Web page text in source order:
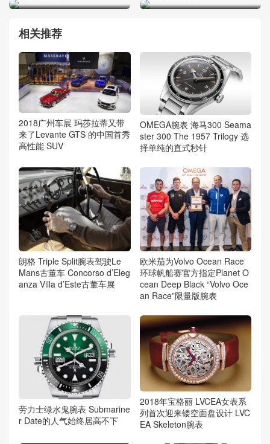
相关推荐
2018广州车展 玛莎拉蒂又带
来了Levante GTS 的中国首秀
高性能 SUV
OMEGA腕表 海马300 Seama
ster 300 The 1957 Trilogy 选
择单纯的直式秒针
朗格 Triple Split腕表驾驶Le
Mans古董车 Concorso d’Eleg
anza Villa d’Este古董车展
欧米茄为Volvo Ocean Race
环球帆船赛官方指定Planet O
cean Deep Black “Volvo Oce
an Race”限量版腕表
劳力士绿水鬼腕表 Submarine
r Date的人气始终居高不下
2018年宝格丽 LVCEA女表系
列首次迎来镂空面盘设计 LVC
EA Skeleton腕表